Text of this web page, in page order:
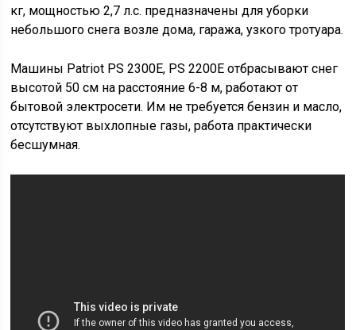
кг, мощностью 2,7 л.с. предназначены для уборки
небольшого снега возле дома, гаража, узкого тротуара.
Машины Patriot PS 2300Е, PS 2200Е отбрасывают снег
высотой 50 см на расстояние 6-8 м, работают от
бытовой электросети. Им не требуется бензин и масло,
отсутствуют выхлопные газы, работа практически
бесшумная.